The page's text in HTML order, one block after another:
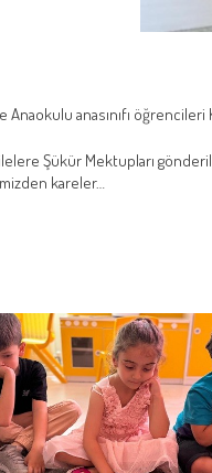
Anaokulu anasınıfı öğrencileri
Şükür Mektupları
kareler…